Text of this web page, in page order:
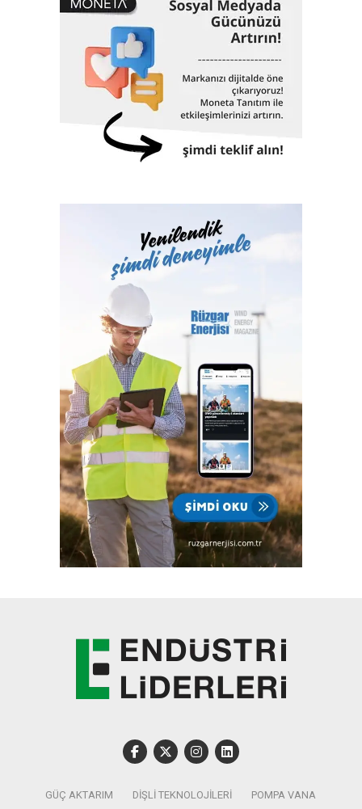
GÜÇ AKTARIM DIŞLI TEKNOLOJILERI POMPA VANA